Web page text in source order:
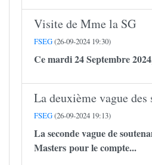
Visite de Mme la SG
FSEG(26-09-2024 19:30)
Ce mardi 24 Septembre
La deuxième vague des
FSEG(26-09-2024 19:13)
La seconde vague de
Masters pour le compte...